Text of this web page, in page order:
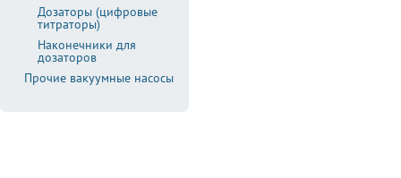
Дозаторы (цифровые
титраторы)
Наконечники для
дозаторов
Прочие вакуумные насосы